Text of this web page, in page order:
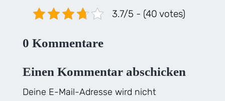
3.7/5 - (40 votes)
0 Kommentare
Einen Kommentar abschicken
Deine E-Mail-Adresse wird nicht